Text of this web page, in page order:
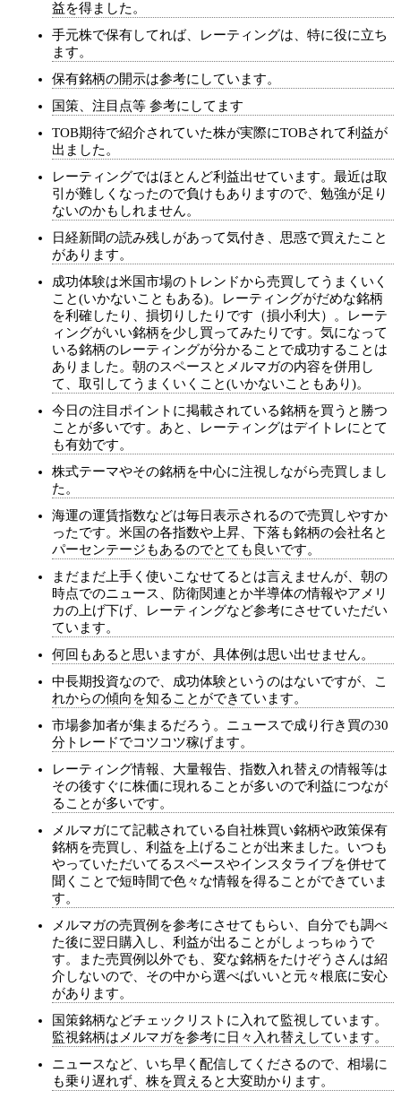
益を得ました。
手元株で保有してれば、レーティングは、特に役に立ち
ます。
保有銘柄の開示は参考にしています。
国策、注目点等 参考にしてます
TOB期待で紹介されていた株が実際にTOBされて利益が
出ました。
レーティングではほとんど利益出せています。最近は取
引が難しくなったので負けもありますので、勉強が足り
ないのかもしれません。
日経新聞の読み残しがあって気付き、思惑で買えたこと
があります。
成功体験は米国市場のトレンドから売買してうまくいく
こと(いかないこともある)。レーティングがだめな銘柄
を利確したり、損切りしたりです（損小利大）。レーテ
ィングがいい銘柄を少し買ってみたりです。気になって
いる銘柄のレーティングが分かることで成功することは
ありました。朝のスペースとメルマガの内容を併用し
て、取引してうまくいくこと(いかないこともあり)。
今日の注目ポイントに掲載されている銘柄を買うと勝つ
ことが多いです。あと、レーティングはデイトレにとて
も有効です。
株式テーマやその銘柄を中心に注視しながら売買しまし
た。
海運の運賃指数などは毎日表示されるので売買しやすか
ったです。米国の各指数や上昇、下落も銘柄の会社名と
パーセンテージもあるのでとても良いです。
まだまだ上手く使いこなせてるとは言えませんが、朝の
時点でのニュース、防衛関連とか半導体の情報やアメリ
カの上げ下げ、レーティングなど参考にさせていただい
ています。
何回もあると思いますが、具体例は思い出せません。
中長期投資なので、成功体験というのはないですが、こ
れからの傾向を知ることができています。
市場参加者が集まるだろう。ニュースで成り行き買の30
分トレードでコツコツ稼げます。
レーティング情報、大量報告、指数入れ替えの情報等は
その後すぐに株価に現れることが多いので利益につなが
ることが多いです。
メルマガにて記載されている自社株買い銘柄や政策保有
銘柄を売買し、利益を上げることが出来ました。いつも
やっていただいてるスペースやインスタライブを併せて
聞くことで短時間で色々な情報を得ることができていま
す。
メルマガの売買例を参考にさせてもらい、自分でも調べ
た後に翌日購入し、利益が出ることがしょっちゅうで
す。また売買例以外でも、変な銘柄をたけぞうさんは紹
介しないので、その中から選べばいいと元々根底に安心
があります。
国策銘柄などチェックリストに入れて監視しています。
監視銘柄はメルマガを参考に日々入れ替えしています。
ニュースなど、いち早く配信してくださるので、相場に
も乗り遅れず、株を買えると大変助かります。